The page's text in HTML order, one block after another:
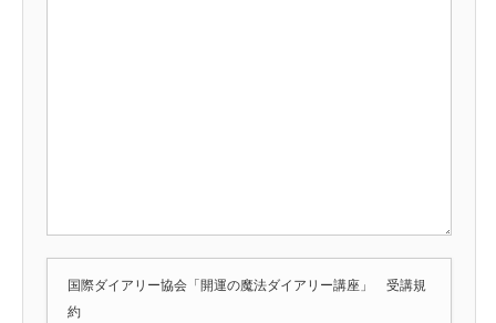
国際ダイアリー協会「開運の魔法ダイアリー講座」 受講規
約